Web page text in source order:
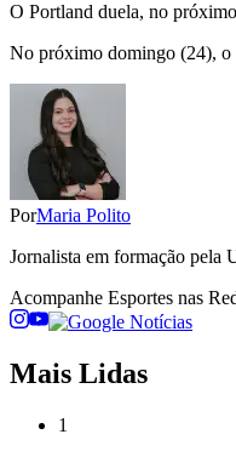
O Portland duela, no
No próximo domingo (24), o
PorMaria Polito
Jornalista em formação pela
Acompanhe Esportes nas
Mais Lidas
1